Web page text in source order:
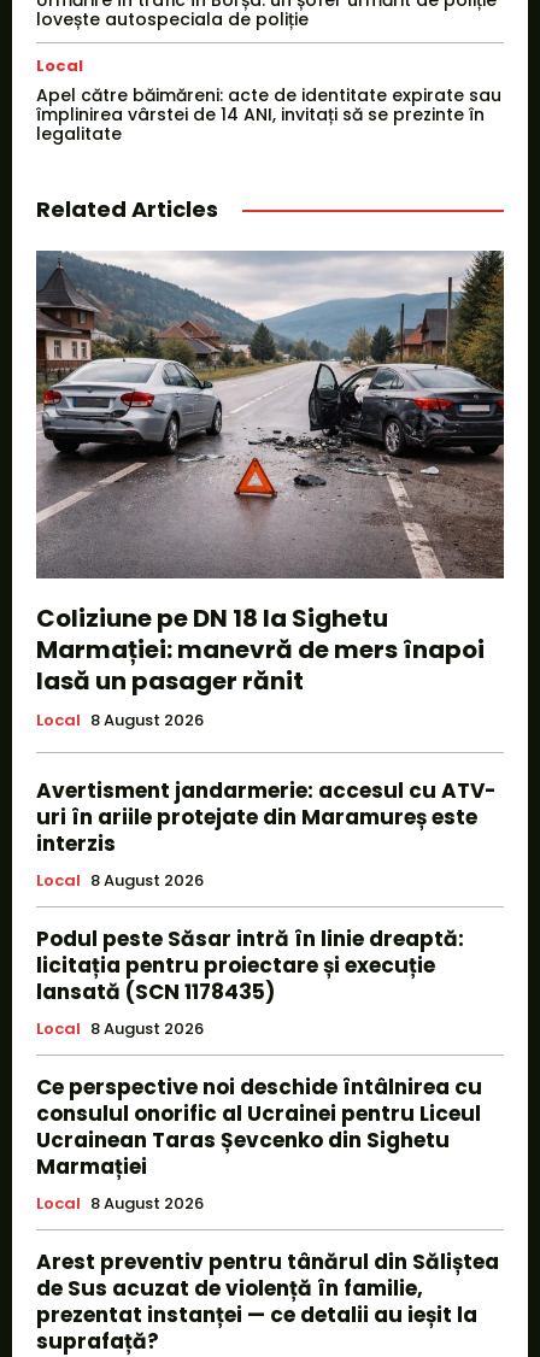
lovește autospeciala de poliție
Local
Apel către băimăreni: acte de identitate expirate sau
împlinirea vârstei de 14 ANI, invitați să se prezinte în
legalitate
Related Articles
Coliziune pe DN 18 la Sighetu
Marmației: manevră de mers înapoi
lasă un pasager rănit
Local 8 August 2026
Avertisment jandarmerie: accesul cu ATV-
uri în ariile protejate din Maramureș este
interzis
Local 8 August 2026
Podul peste Săsar intră în linie dreaptă:
licitația pentru proiectare și execuție
lansată (SCN 1178435)
Local 8 August 2026
Ce perspective noi deschide întâlnirea cu
consulul onorific al Ucrainei pentru Liceul
Ucrainean Taras Șevcenko din Sighetu
Marmației
Local 8 August 2026
Arest preventiv pentru tânărul din Săliștea
de Sus acuzat de violență în familie,
prezentat instanței — ce detalii au ieșit la
suprafață?